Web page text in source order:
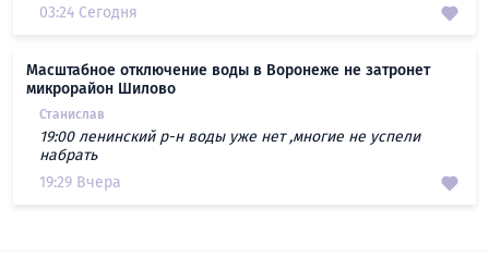
03:24 Сегодня
Масштабное отключение воды в Воронеже не затронет
микрорайон Шилово
Станислав
19:00 ленинский р-н воды уже нет ,многие не успели
набрать
19:29 Вчера